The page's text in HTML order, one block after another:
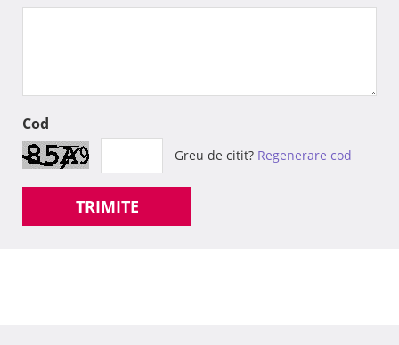
Cod
Greu de citit? Regenerare cod
TRIMITE